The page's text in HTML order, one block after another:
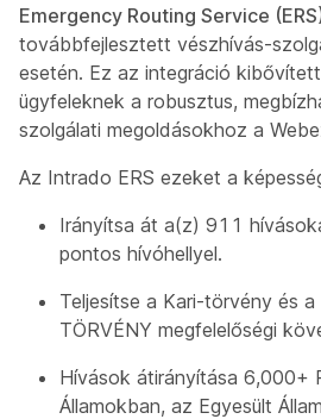
Emergency Routing Service
továbbfejlesztett vészhívás-
esetén. Ez az integráció kibővített
ügyfeleknek a robusztus,
szolgálati megoldásokhoz a
Az Intrado ERS ezeket a
Irányítsa át a(z) 911
pontos hívóhellyel.
Teljesítse a Kari-törvény és a
TÖRVÉNY megfelelőségi
Hívások átirányítása 6,000+
Államokban, az Egyesült